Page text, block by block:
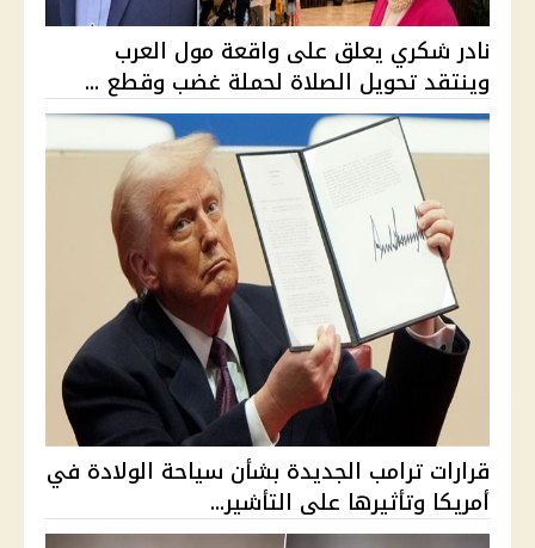
نادر شكري يعلق على واقعة مول العرب
وينتقد تحويل الصلاة لحملة غضب وقطع ...
قرارات ترامب الجديدة بشأن سياحة الولادة في
أمريكا وتأثيرها على التأشير...